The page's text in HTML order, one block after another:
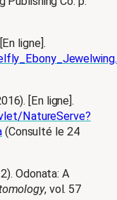
ligne].
[En ligne].
NatureServe?
(Consulté le 24
Odonata: A
, vol. 57